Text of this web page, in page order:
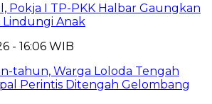
Pokja I TP-PKK Halbar Gaungkan
Lindungi Anak
- 16:06 WIB
tahun, Warga Loloda Tengah
Perintis Ditengah Gelombang